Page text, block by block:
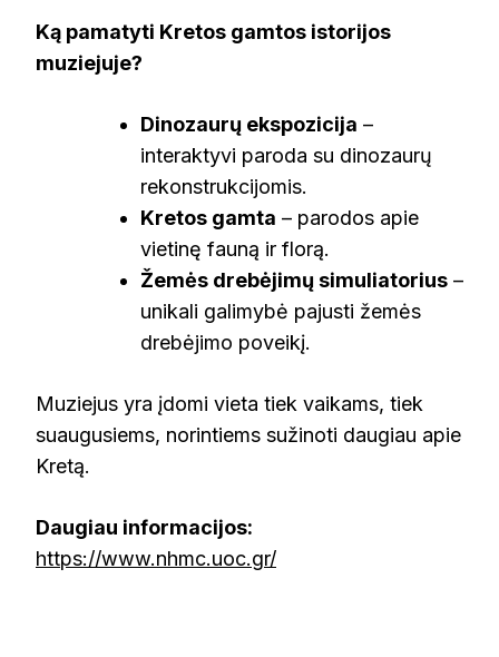
Ką pamatyti Kretos gamtos istorijos
muziejuje?
Dinozaurų ekspozicija –
interaktyvi paroda su dinozaurų
rekonstrukcijomis.
Kretos gamta – parodos apie
vietinę fauną ir florą.
Žemės drebėjimų simuliatorius –
unikali galimybė pajusti žemės
drebėjimo poveikį.
Muziejus yra įdomi vieta tiek vaikams, tiek
suaugusiems, norintiems sužinoti daugiau apie
Kretą.
Daugiau informacijos:
https://www.nhmc.uoc.gr/